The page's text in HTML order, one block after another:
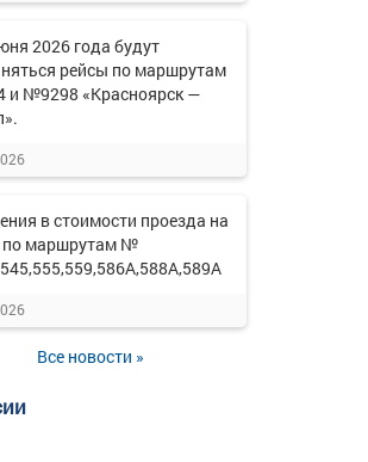
2026 года будут
рейсы по маршрутам
и №9298 «Красноярск —
в стоимости проезда на
по маршрутам №
Все новости »